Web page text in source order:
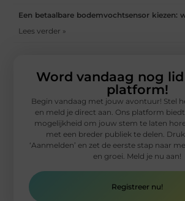
Een betaalbare bodemvochtsensor kiezen:
Lees verder »
Word vandaag nog
platform!
Begin vandaag met jouw avontuur! Stel
en meld je direct aan. Ons platform
mogelijkheid om jouw stem te laten
met een breder publiek te delen.
‘Aanmelden’ en zet de eerste stap naar
en groei. Meld je nu aan!
Registreer nu!